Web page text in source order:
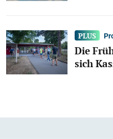
Die
sich